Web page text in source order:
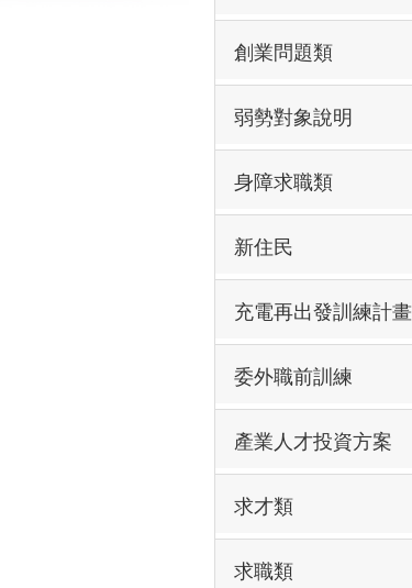
創業問題類
弱勢對象說明
身障求職類
新住民
充電再出發訓練計畫
委外職前訓練
產業人才投資方案
求才類
求職類